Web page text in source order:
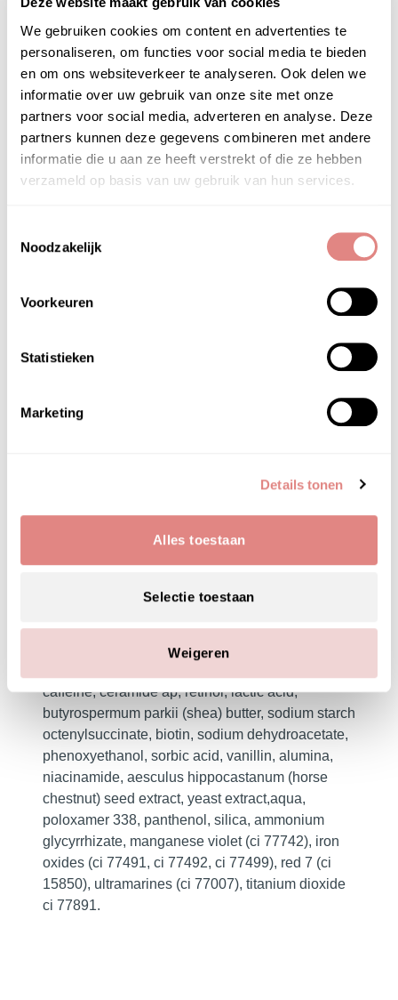
We gebruiken cookies om content en advertenties te
personaliseren, om functies voor social media te bieden
en om ons websiteverkeer te analyseren. Ook delen we
informatie over uw gebruik van onze site met onze
partners voor social media, adverteren en analyse. Deze
partners kunnen deze gegevens combineren met andere
informatie die u aan ze heeft verstrekt of die ze hebben
verzameld op basis van uw gebruik van hun services.
Noodzakelijk
Voorkeuren
Statistieken
Marketing
Details tonen
Alles toestaan
Selectie toestaan
Weigeren
make up advies. Wil je PÜR Make up online
kopen in deze webshop en heb je vragen, neem
contact met ons op.
Berry Beautiful
Breng de blusher aan met de Chisel brush op de
wangen. Afhankelijk van het effect, kan Skin
haargrens en/ of ogen aangebracht worden.
HOOFD­INGREDIËNTEN
mica, synthetic fluorphlogopite, lauroyl lysine,
ethylene/acrylic acid copolymer, oryza sativa
(rice) extract, caprylic/capric triglyceride, camellia
sinensis (green tea) leaf powder, cucumis sativus
caffeine, ceramide ap, retinol, lactic acid,
butyrospermum parkii (shea) butter, sodium starch
octenylsuccinate, biotin, sodium dehydroacetate,
phenoxyethanol, sorbic acid, vanillin, alumina,
niacinamide, aesculus hippocastanum (horse
chestnut) seed extract, yeast extract,aqua,
poloxamer 338, panthenol, silica, ammonium
glycyrrhizate, manganese violet (ci 77742), iron
oxides (ci 77491, ci 77492, ci 77499), red 7 (ci
15850), ultramarines (ci 77007), titanium dioxide
ci 77891.